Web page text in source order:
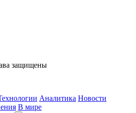
защищены
Аналитика Новости
В мире